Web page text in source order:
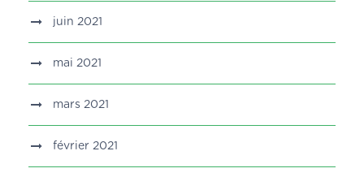
juin 2021
mai 2021
mars 2021
février 2021